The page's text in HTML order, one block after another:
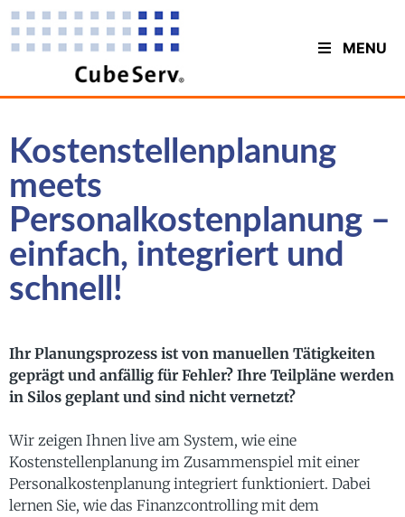
MENU
Kostenstellenplanung
meets
Personalkostenplanung –
einfach, integriert und
schnell!
Ihr Planungsprozess ist von manuellen Tätigkeiten
geprägt und anfällig für Fehler? Ihre Teilpläne werden
in Silos geplant und sind nicht vernetzt?
Wir zeigen Ihnen live am System, wie eine
Kostenstellenplanung im Zusammenspiel mit einer
Personalkostenplanung integriert funktioniert. Dabei
lernen Sie, wie das Finanzcontrolling mit dem